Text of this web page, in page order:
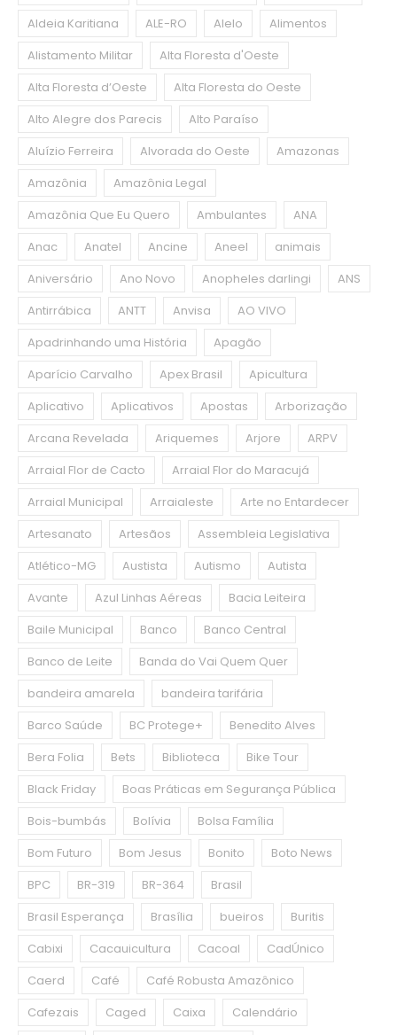
Aldeia Karitiana
ALE-RO Alelo
Alimentos
Alistamento Militar
Alta Floresta d'Oeste
Alta Floresta d’Oeste
Alta Floresta do Oeste
Alto Alegre dos Parecis
Alto Paraíso
Aluízio Ferreira
Alvorada do Oeste
Amazonas
Amazônia
Amazônia Legal
Amazônia Que Eu Quero
Ambulantes
ANA
Anac
Anatel Ancine Aneel
animais
Aniversário
Ano Novo Anopheles darlingi
ANS
Antirrábica
ANTT Anvisa
AO VIVO
Apadrinhando uma História
Apagão
Aparício Carvalho
Apex Brasil
Apicultura
Aplicativo
Aplicativos Apostas
Arborização
Arcana Revelada
Ariquemes Arjore
ARPV
Arraial Flor de Cacto
Arraial Flor do Maracujá
Arraial Municipal
Arraialeste
Arte no Entardecer
Artesanato
Artesãos
Assembleia Legislativa
Atlético-MG
Austista Autismo
Autista
Avante
Azul Linhas Aéreas
Bacia Leiteira
Baile Municipal
Banco
Banco Central
Banco de Leite
Banda do Vai Quem Quer
bandeira amarela
bandeira tarifária
Barco Saúde
BC Protege+
Benedito Alves
Bera Folia
Bets Biblioteca
Bike Tour
Black Friday
Boas Práticas em Segurança Pública
Bois-bumbás
Bolívia
Bolsa Família
Bom Futuro
Bom Jesus Bonito
Boto News
BPC
BR-319 BR-364
Brasil
Brasil Esperança
Brasília bueiros
Buritis
Cabixi
Cacauicultura Cacoal
CadÚnico
Caerd
Café
Café Robusta Amazônico
Cafezais
Caged Caixa
Calendário